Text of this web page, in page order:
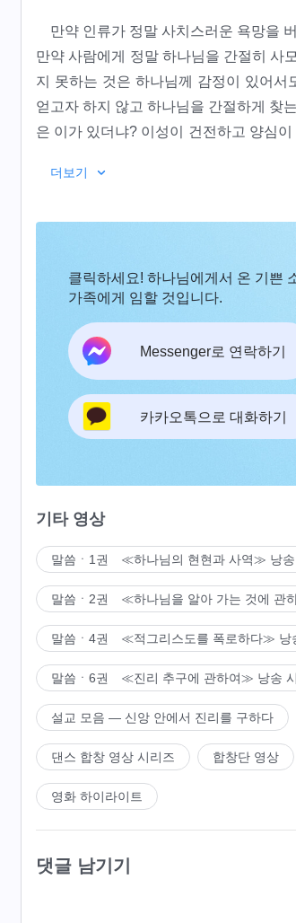
만약 인류가 정말 사치스러운 욕망을
만약 사람에게 정말 하나님을 간절히 사
지 못하는 것은 하나님께 감정이 있어
얻고자 하지 않고 하나님을 간절하게 찾
은 이가 있더냐? 이성이 건전하고 양심
님에 의해 하나님 집 밖으로 쫓겨난 이
사람은 하나님을 추구하려 하지 않고
행하는 바가 너무 지나치다고 말하고,
성으로는 하나님을 찾지 않는 것은 말
이다. 내가 너희에게 사역하는 것은 너
렇게 거역한다면 나는 나의 사역을 멈
내가 좋아하는 다른 무리의 사람들에게
는 사람을 보고 싶지 않기 때문이다. 너
―＜말씀ㆍ1권
더보기
클릭하세요! 하나님에게서 온 기쁜
가족에게 임할 것입니다.
Messenger로 연락하기
카카오톡으로 대화하기
기타 영상
말씀ㆍ1권 ≪하나님의 현현과 사역≫ 낭송
말씀ㆍ2권 ≪하나님을 알아 가는 것에 관
말씀ㆍ4권 ≪적그리스도를 폭로하다≫ 낭
말씀ㆍ6권 ≪진리 추구에 관하여≫ 낭송
설교 모음 ― 신앙 안에서 진리를 구하다
댄스 합창 영상 시리즈 합창단 영상
영화 하이라이트
댓글 남기기